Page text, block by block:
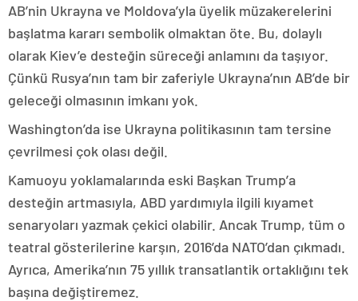
AB’nin Ukrayna ve Moldova’yla üyelik müzakerelerini
başlatma kararı sembolik olmaktan öte. Bu, dolaylı
olarak Kiev’e desteğin süreceği anlamını da taşıyor.
Çünkü Rusya’nın tam bir zaferiyle Ukrayna’nın AB’de bir
geleceği olmasının imkanı yok.
Washington’da ise Ukrayna politikasının tam tersine
çevrilmesi çok olası değil.
Kamuoyu yoklamalarında eski Başkan Trump’a
desteğin artmasıyla, ABD yardımıyla ilgili kıyamet
senaryoları yazmak çekici olabilir. Ancak Trump, tüm o
teatral gösterilerine karşın, 2016’da NATO’dan çıkmadı.
Ayrıca, Amerika’nın 75 yıllık transatlantik ortaklığını tek
başına değiştiremez.